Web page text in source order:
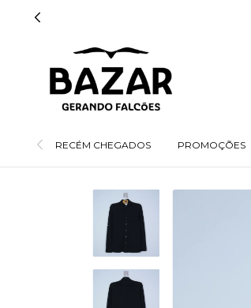
RECÉM CHEGADOS PROMOÇÕES